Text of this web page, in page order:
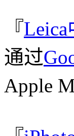
『
通过
Apple